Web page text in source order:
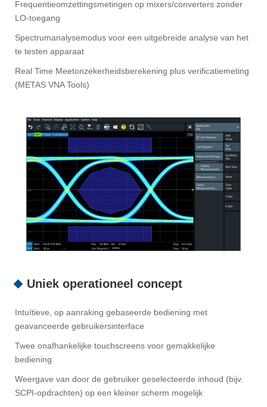
Frequentieomzettingsmetingen op mixers/converters zonder
LO-toegang
Spectrumanalysemodus voor een uitgebreide analyse van het
te testen apparaat
Real Time Meetonzekerheidsberekening plus verificatiemeting
(METAS VNA Tools)
Uniek operationeel concept
Intuïtieve, op aanraking gebaseerde bediening met
geavanceerde gebruikersinterface
Twee onafhankelijke touchscreens voor gemakkelijke
bediening
Weergave van door de gebruiker geselecteerde inhoud (bijv.
SCPI-opdrachten) op een kleiner scherm mogelijk